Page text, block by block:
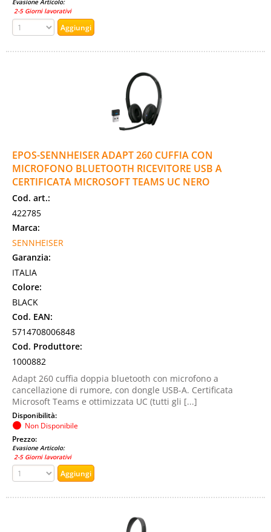
Evasione Articolo:
2-5 Giorni lavorativi
EPOS-SENNHEISER ADAPT 260 CUFFIA CON
MICROFONO BLUETOOTH RICEVITORE USB A
CERTIFICATA MICROSOFT TEAMS UC NERO
Cod. art.:
422785
Marca:
SENNHEISER
Garanzia:
ITALIA
Colore:
BLACK
Cod. EAN:
5714708006848
Cod. Produttore:
1000882
Adapt 260 cuffia doppia bluetooth con microfono a
cancellazione di rumore, con dongle USB-A. Certificata
Microsoft Teams e ottimizzata UC (tutti gli [...]
Disponibilità:
Non Disponibile
Prezzo:
Evasione Articolo:
2-5 Giorni lavorativi